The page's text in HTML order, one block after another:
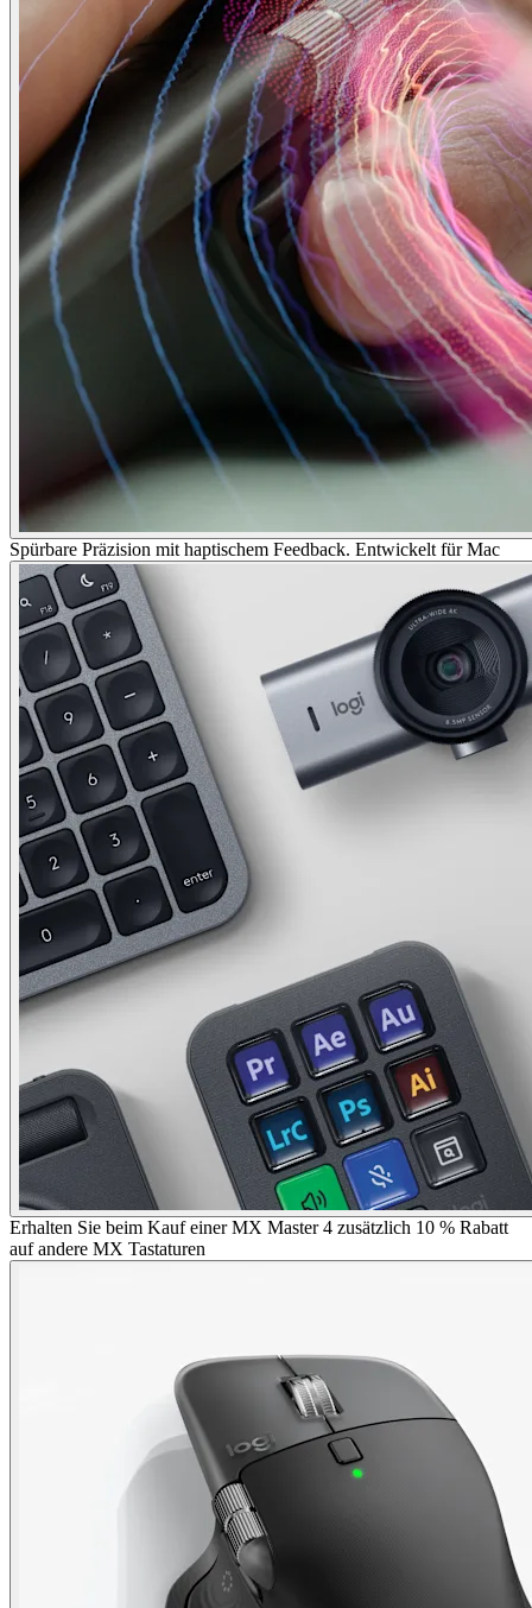
Spürbare Präzision mit haptischem Feedback. Entwickelt für Mac
Erhalten Sie beim Kauf einer MX Master 4 zusätzlich 10 % Rabatt
auf andere MX Tastaturen